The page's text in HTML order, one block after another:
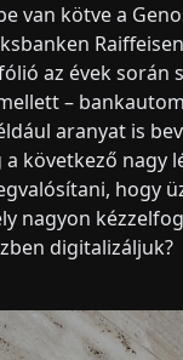
van kötve a
az évek során
–
aranyat is
a következő nagy
hogy
nagyon
digitalizáljuk?